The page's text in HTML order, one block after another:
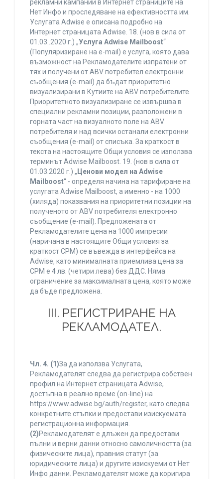
рекламни кампании в Интернет страниците на
Нет Инфо и проследяване на ефективността им.
Услугата Adwise е описана подробно на
Интернет страницата Adwise. 18. (нов в сила от
01.03..2020 г.) „Услуга Adwise Mailboost“
(Популяризиране на e-mail) е услуга, която дава
възможност на Рекламодателите изпратени от
тях и получени от ABV потребител електронни
съобщения (e-mail) да бъдат приоритетно
визуализирани в Кутиите на ABV потребителите.
Приоритетното визуализиране се извършва в
специални рекламни позиции, разположени в
горната част на визуалното поле на ABV
потребителя и над всички останали електронни
съобщения (e-mail) от списъка. За краткост в
текста на настоящите Общи условия се използва
терминът Adwise Mailboost. 19. (нов в сила от
01.03.2020 г.) „ Ценови модел на Adwise
Mailboost“ - определя начина на тарифиране на
услугата Adwise Mailboost, а именно - на 1000
(хиляда) показвания на приоритетни позиции на
полученото от ABV потребителя електронно
съобщение (e-mail). Предложената от
Рекламодателите цена на 1000 импресии
(наричана в настоящите Общи условия за
краткост CPM) се въвежда в интерфейса на
Adwise, като минималната приемлива цена за
CPM е 4 лв. (четири лева) без ДДС. Няма
ограничение за максималната цена, която може
да бъде предложена.
ІІІ. РЕГИСТРИРАНЕ НА
РЕКЛАМОДАТЕЛ.
Чл. 4. (1)За да използва Услугата,
Рекламодателят следва да регистрира собствен
профил на Интернет страницата Adwise,
достъпна в реално време (on-line) на
https://www.adwise.bg/auth/register, като следва
конкретните стъпки и предостави изискуемата
регистрационна информация.
(2)Рекламодателят е длъжен да предостави
пълни и верни данни относно самоличността (за
физическите лица), правния статут (за
юридическите лица) и другите изискуеми от Нет
Инфо данни. Рекламодателят може да коригира